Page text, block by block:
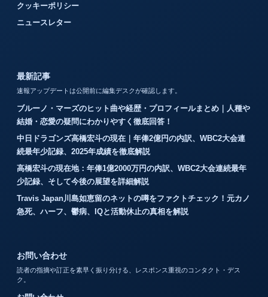
クッキーポリシー
ニュースレター
最新記事
速報アップデートは公開前に編集デスクが確認します。
ブルーノ・マーズのヒット曲や経歴・プロフィールまとめ｜人種や
結婚・恋愛の疑問にわかりやすく徹底回答！
中日ドラゴンズ高橋宏斗の現在｜年俸2億円の内訳、WBC2大会連
続最年少記録、2025年成績を徹底解説
高橋宏斗の現在地：年俸1億2000万円の内訳、WBC2大会連続最年
少記録、そして今後の展望を詳細解説
Travis Japan川島如恵留のネットの噂をファクトチェック！元カノ
急死、ハーフ、鬱病、IQと活動休止の真相を解説
お問い合わせ
読者の指摘や訂正を素早く振り分ける、レスポンス重視のコンタクト・デス
ク。